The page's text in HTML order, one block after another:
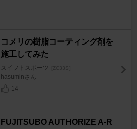
コメリの樹脂コーティング剤を
施工してみた
スイフトスポーツ [ZC33S]
hasuminさん
14
FUJITSUBO AUTHORIZE A-R